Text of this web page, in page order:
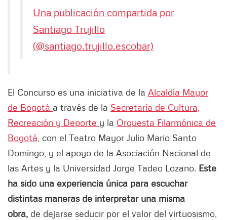
Una publicación compartida por
Santiago Trujillo
(@santiago.trujillo.escobar)
El Concurso es una iniciativa de la Alcaldía Mayor
de Bogotá a través de la Secretaría de Cultura,
Recreación y Deporte y la Orquesta Filarmónica de
Bogotá , con el Teatro Mayor Julio Mario Santo
Domingo, y el apoyo de la Asociación Nacional de
las Artes y la Universidad Jorge Tadeo Lozano. Este
ha sido una experiencia única para escuchar
distintas maneras de interpretar una misma
obra, de dejarse seducir por el valor del virtuosismo,